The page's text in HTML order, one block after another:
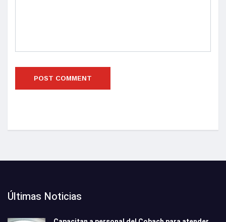
Últimas Noticias